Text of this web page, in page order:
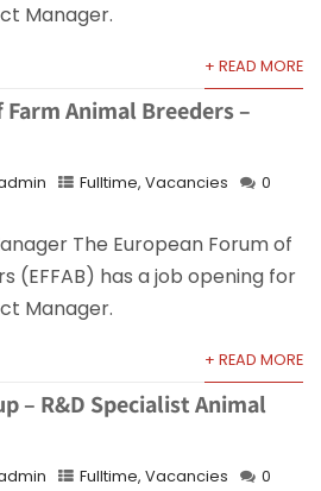
Manager.
+ READ MORE
Animal Breeders –
Fulltime, Vacancies
0
The European Forum of
(EFFAB) has a job opening for
Manager.
+ READ MORE
– R&D Specialist Animal
Fulltime, Vacancies
0